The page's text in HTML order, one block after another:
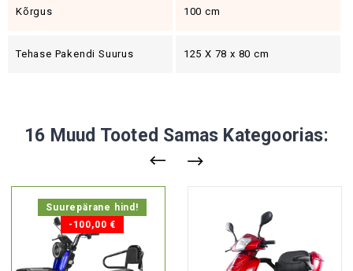
Kõrgus 100 cm
Tehase Pakendi Suurus 125 X 78 x 80 cm
16 Muud Tooted Samas Kategoorias:
Suurepärane hind!
-100,00 €